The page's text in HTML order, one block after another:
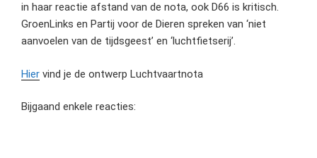
in haar reactie afstand van de nota, ook D66 is kritisch.
GroenLinks en Partij voor de Dieren spreken van ‘niet
aanvoelen van de tijdsgeest’ en ‘luchtfietserij’.
Hier vind je de ontwerp Luchtvaartnota
Bijgaand enkele reacties: